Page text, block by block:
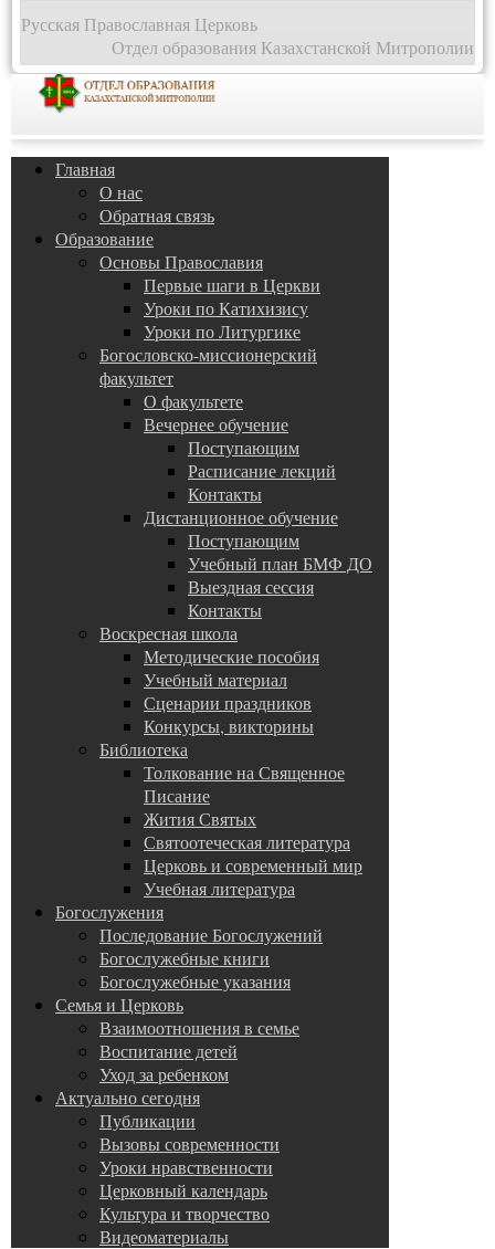
Русская Православная Церковь
Отдел образования Казахстанской Митрополии
Главная
О нас
Обратная связь
Образование
Основы Православия
Первые шаги в Церкви
Уроки по Катихизису
Уроки по Литургике
Богословско-миссионерский
факультет
О факультете
Вечернее обучение
Поступающим
Расписание лекций
Контакты
Дистанционное обучение
Поступающим
Учебный план БМФ ДО
Выездная сессия
Контакты
Воскресная школа
Методические пособия
Учебный материал
Сценарии праздников
Конкурсы, викторины
Библиотека
Толкование на Священное
Писание
Жития Святых
Святоотеческая литература
Церковь и современный мир
Учебная литература
Богослужения
Последование Богослужений
Богослужебные книги
Богослужебные указания
Семья и Церковь
Взаимоотношения в семье
Воспитание детей
Уход за ребенком
Актуально сегодня
Публикации
Вызовы современности
Уроки нравственности
Церковный календарь
Культура и творчество
Видеоматериалы